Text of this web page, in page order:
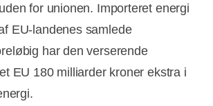
for unionen. Importeret energi
EU-landenes samlede
har den verserende
EU 180 milliarder kroner ekstra i